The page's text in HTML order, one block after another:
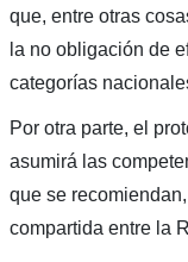
que, entre otras
la no obligación de
categorías
Por otra parte, el
asumirá las
que se
compartida entre la